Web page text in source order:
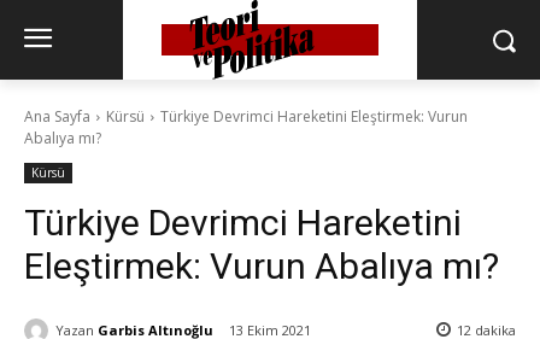
Ana Sayfa Kürsü
Türkiye Devrimci Hareketini Eleştirmek: Vurun
Abalıya mı?
Kürsü
Türkiye Devrimci Hareketini
Eleştirmek: Vurun Abalıya mı?
Yazan Garbis Altınoğlu 13 Ekim 2021 12 dakika